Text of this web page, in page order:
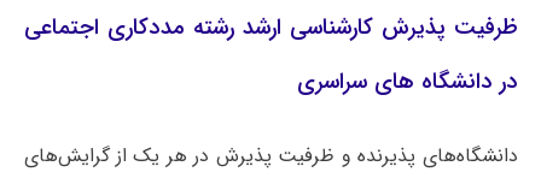
ظرفیت پذیرش کارشناسی ارشد رشته مددکاری اجتماعی
در دانشگاه های سراسری
دانشگاه‌های پذیرنده و ظرفیت پذیرش در هر یک از گرایش‌های